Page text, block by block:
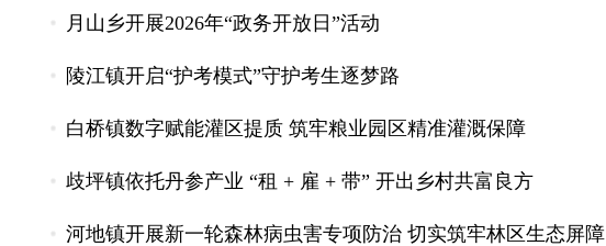
月山乡开展2026年“政务开放日”活动
陵江镇开启“护考模式”守护考生逐梦路
白桥镇数字赋能灌区提质 筑牢粮业园区精准灌溉保障
歧坪镇依托丹参产业 “租 + 雇 + 带” 开出乡村共富良方
河地镇开展新一轮森林病虫害专项防治 切实筑牢林区生态屏障